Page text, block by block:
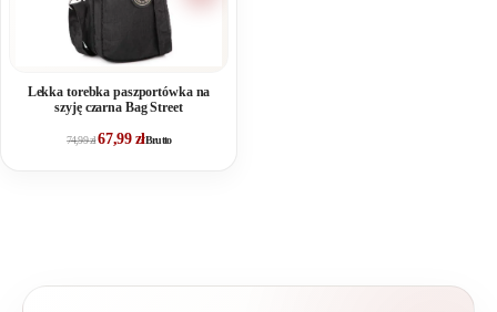
Lekka torebka paszportówka na
szyję czarna Bag Street
74,99zł67,99 złBrutto